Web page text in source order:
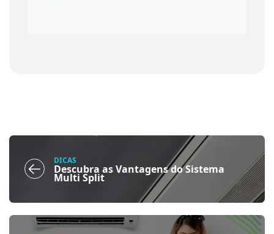
DICAS
Descubra as Vantagens do Sistema
Multi Split